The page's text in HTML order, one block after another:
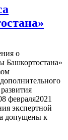
о
Башкортостана»
февраля2021
экспертной
допущены к